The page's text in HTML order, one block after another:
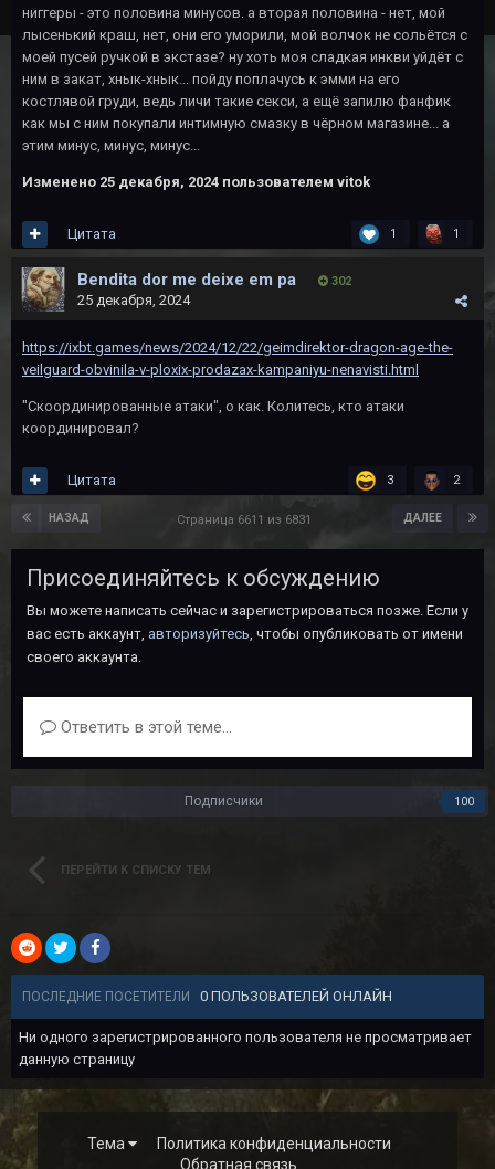
ниггеры - это половина минусов. а вторая половина - нет, мой
лысенький краш, нет, они его уморили, мой волчок не сольётся с
моей пусей ручкой в экстазе? ну хоть моя сладкая инкви уйдёт с
ним в закат, хнык-хнык... пойду поплачусь к эмми на его
костлявой груди, ведь личи такие секси, а ещё запилю фанфик
как мы с ним покупали интимную смазку в чёрном магазине... а
этим минус, минус, минус...
Изменено 25 декабря, 2024 пользователем vitok
1 1
Цитата
Bendita dor me deixe em pa 302
25 декабря, 2024
https://ixbt.games/news/2024/12/22/geimdirektor-dragon-age-the-
veilguard-obvinila-v-ploxix-prodazax-kampaniyu-nenavisti.html
"Скоординированные атаки", о как. Колитесь, кто атаки
координировал?
3 2
Цитата
НАЗАД ДАЛЕЕ
Страница 6611 из 6831
Присоединяйтесь к обсуждению
Вы можете написать сейчас и зарегистрироваться позже. Если у
вас есть аккаунт, авторизуйтесь, чтобы опубликовать от имени
своего аккаунта.
Ответить в этой теме...
Подписчики 100
ПЕРЕЙТИ К СПИСКУ ТЕМ
ПОСЛЕДНИЕ ПОСЕТИТЕЛИ 0 ПОЛЬЗОВАТЕЛЕЙ ОНЛАЙН
Ни одного зарегистрированного пользователя не просматривает
данную страницу
Тема
Политика конфиденциальности
Обратная связь